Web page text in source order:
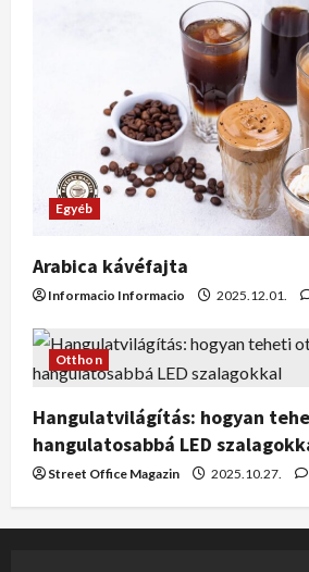
Egyéb
Arabica kávéfajta
Informacio Informacio 2025.12.01.
Otthon
Hangulatvilágítás: hogyan
hangulatosabbá LED
Street Office Magazin 2025.10.27.